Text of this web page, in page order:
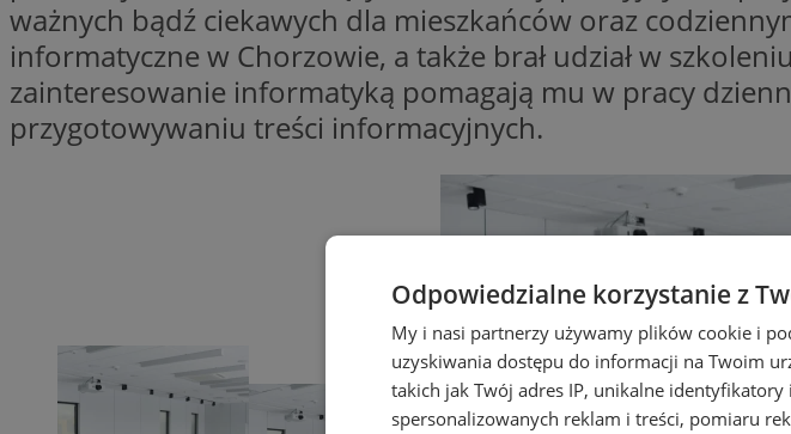
ważnych bądź ciekawych dla mieszkańców oraz
informatyczne w Chorzowie, a także brał udział w
zainteresowanie informatyką pomagają mu w pracy
przygotowywaniu treści informacyjnych.
Odpowiedzialne korzystanie z
My i nasi partnerzy używamy plików cookie i
uzyskiwania dostępu do informacji na Twoim
takich jak Twój adres IP, unikalne
spersonalizowanych reklam i treści, pomiaru